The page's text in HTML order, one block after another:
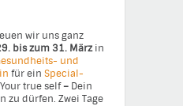
wir uns ganz
bis zum 31. Märzin
und
für ein Special-
true self– Dein
zu dürfen. Zwei Tage